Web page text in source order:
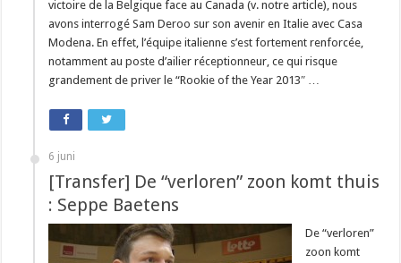
victoire de la Belgique face au Canada (v. notre article), nous
avons interrogé Sam Deroo sur son avenir en Italie avec Casa
Modena. En effet, l’équipe italienne s’est fortement renforcée,
notamment au poste d’ailier réceptionneur, ce qui risque
grandement de priver le “Rookie of the Year 2013″ …
6 juni
[Transfer] De “verloren” zoon komt thuis
: Seppe Baetens
De “verloren”
zoon komt